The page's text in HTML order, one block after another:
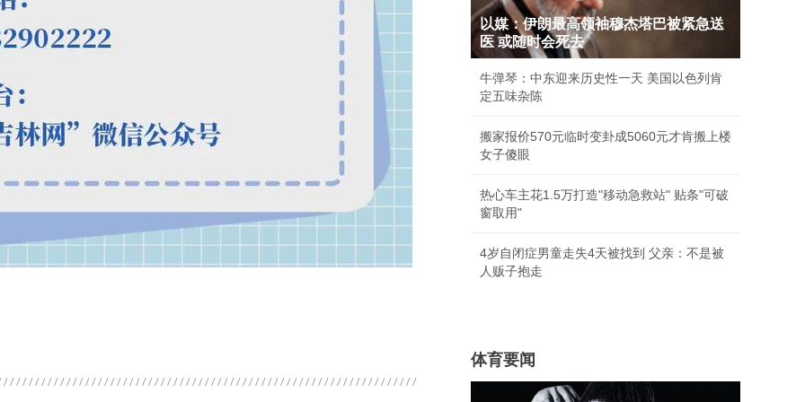
以媒：伊朗最高领袖穆杰塔巴被紧急送
医 或随时会死去
牛弹琴：中东迎来历史性一天 美国以色列肯
定五味杂陈
搬家报价570元临时变卦成5060元才肯搬上楼
女子傻眼
热心车主花1.5万打造"移动急救站" 贴条"可破
窗取用"
4岁自闭症男童走失4天被找到 父亲：不是被
人贩子抱走
体育要闻